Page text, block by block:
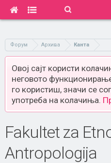
Форум Архива Канта
Овој сајт користи
неговото
го користиш, значи се
употреба на колачиња.
Fakultet za
Antropologija